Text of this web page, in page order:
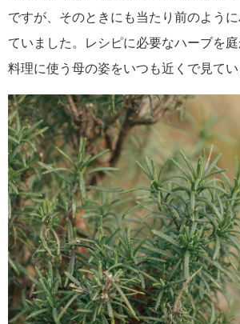
ですが、そのときにも当たり前のよう
ていました。レシピに必要なハーブを
料理に使う母の姿をいつも近くで見てい